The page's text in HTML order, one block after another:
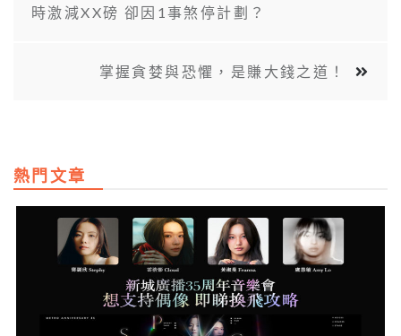
時激減XX磅 卻因1事煞停計劃？
掌握貪婪與恐懼，是賺大錢之道！
熱門文章